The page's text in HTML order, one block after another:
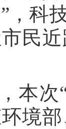
，科
民
本次
境